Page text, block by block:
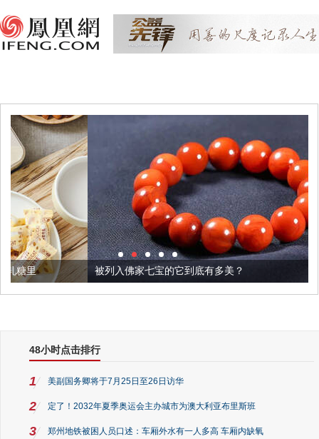
被列入佛家七宝的它到底有多美？
48小时点击排行
1 美副国务卿将于7月25日至26日访华
2 定了！2032年夏季奥运会主办城市为澳大利亚布里斯班
3 郑州地铁被困人员口述：车厢外水有一人多高 车厢内缺氧